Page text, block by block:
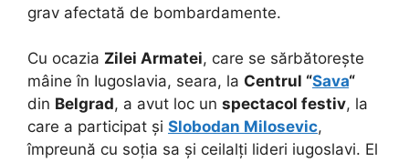
grav afectată de bombardamente.
Cu ocazia Zilei Armatei, care se sărbătorește
mâine în Iugoslavia, seara, la Centrul “Sava“
din Belgrad, a avut loc un spectacol festiv, la
care a participat și Slobodan Milosevic,
împreună cu soția sa și ceilalți lideri iugoslavi. El